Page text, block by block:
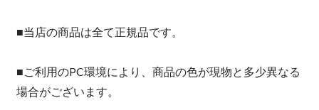
■当店の商品は全て正規品です。
■ご利用のPC環境により、商品の色が現物と多少異なる
場合がございます。